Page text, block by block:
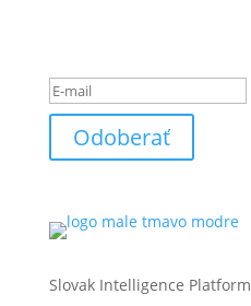
Odoberať
Slovak Intelligence Platform